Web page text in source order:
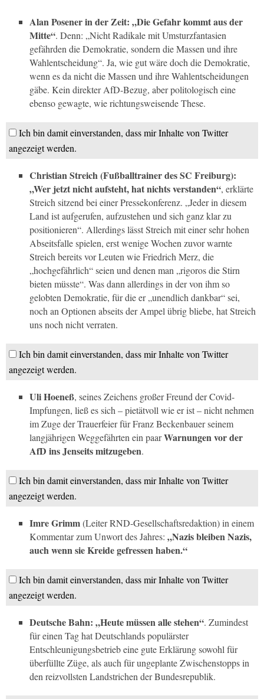
Alan Posener in der Zeit: „Die Gefahr kommt aus der
Mitte“. Denn: „Nicht Radikale mit Umsturzfantasien
gefährden die Demokratie, sondern die Massen und ihre
Wahlentscheidung“. Ja, wie gut wäre doch die Demokratie,
wenn es da nicht die Massen und ihre Wahlentscheidungen
gäbe. Kein direkter AfD-Bezug, aber politologisch eine
ebenso gewagte, wie richtungsweisende These.
Ich bin damit einverstanden, dass mir Inhalte von Twitter
angezeigt werden.
Christian Streich (Fußballtrainer des SC Freiburg):
„Wer jetzt nicht aufsteht, hat nichts verstanden“, erklärte
Streich sitzend bei einer Pressekonferenz. „Jeder in diesem
Land ist aufgerufen, aufzustehen und sich ganz klar zu
positionieren“. Allerdings lässt Streich mit einer sehr hohen
Abseitsfalle spielen, erst wenige Wochen zuvor warnte
Streich bereits vor Leuten wie Friedrich Merz, die
„hochgefährlich“ seien und denen man „rigoros die Stirn
bieten müsste“. Was dann allerdings in der von ihm so
gelobten Demokratie, für die er „unendlich dankbar“ sei,
noch an Optionen abseits der Ampel übrig bliebe, hat Streich
uns noch nicht verraten.
Ich bin damit einverstanden, dass mir Inhalte von Twitter
angezeigt werden.
Uli Hoeneß, seines Zeichens großer Freund der Covid-
Impfungen, ließ es sich – pietätvoll wie er ist – nicht nehmen
im Zuge der Trauerfeier für Franz Beckenbauer seinem
langjährigen Weggefährten ein paarWarnungen vor der
AfD ins Jenseits mitzugeben.
Ich bin damit einverstanden, dass mir Inhalte von Twitter
angezeigt werden.
Imre Grimm(LeiterRND-Gesellschaftsredaktion) in einem
Kommentar zum Unwort des Jahres: „Nazis bleiben Nazis,
auch wenn sie Kreide gefressen haben.“
Ich bin damit einverstanden, dass mir Inhalte von Twitter
angezeigt werden.
Deutsche Bahn: „Heute müssen alle stehen“. Zumindest
für einen Tag hat Deutschlands populärster
Entschleunigungsbetrieb eine gute Erklärung sowohl für
überfüllte Züge, als auch für ungeplante Zwischenstopps in
den reizvollsten Landstrichen der Bundesrepublik.